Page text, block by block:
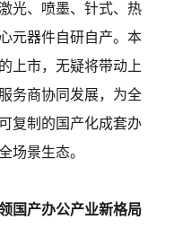
光、喷墨、针式、热
元器件自研自产。本
上市，无疑将带动上
务商协同发展，为全
复制的国产化成套办
场景生态。
国产办公产业新格局